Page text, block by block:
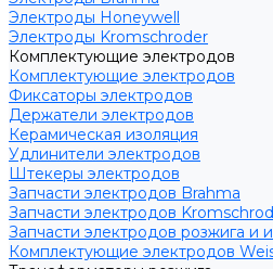
Электроды Honeywell
Электроды Kromschroder
Комплектующие электродов
Комплектующие электродов
Фиксаторы электродов
Держатели электродов
Керамическая изоляция
Удлинители электродов
Штекеры электродов
Запчасти электродов Brahma
Запчасти электродов
Запчасти электродов розжига и
Комплектующие электродов